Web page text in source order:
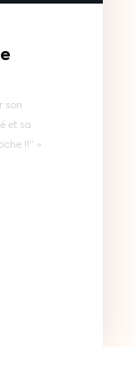
à
». Une